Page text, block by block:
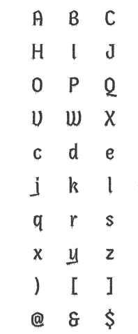
A B C
H
I J
O
P Q
V
W X
c
d e
j
k l
q
r s
x
y z
)
[ ]
@
& $